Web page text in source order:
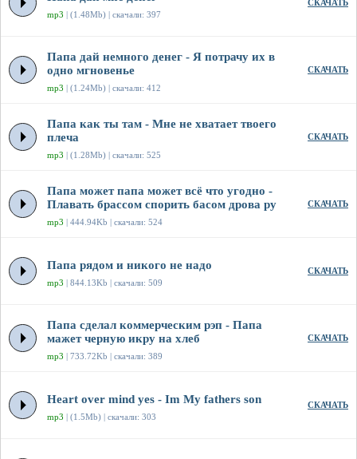
mp3 | (1.48Mb) | скачали: 397
СКАЧАТЬ
Папа дай немного денег - Я потрачу их в
одно мгновенье
mp3 | (1.24Mb) | скачали: 412
СКАЧАТЬ
Папа как ты там - Мне не хватает твоего
плеча
mp3 | (1.28Mb) | скачали: 525
СКАЧАТЬ
Папа может папа может всё что угодно -
Плавать брассом спорить басом дрова ру
mp3 | 444.94Kb | скачали: 524
СКАЧАТЬ
Папа рядом и никого не надо
mp3 | 844.13Kb | скачали: 509
СКАЧАТЬ
Папа сделал коммерческим рэп - Папа
мажет черную икру на хлеб
mp3 | 733.72Kb | скачали: 389
СКАЧАТЬ
Heart over mind yes - Im My fathers son
mp3 | (1.5Mb) | скачали: 303
СКАЧАТЬ